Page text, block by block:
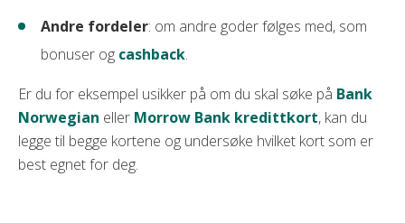
Andre fordeler: om andre goder følges med, som
bonuser og cashback.
Er du for eksempel usikker på om du skal søke på Bank
Norwegian eller Morrow Bank kredittkort, kan du
legge til begge kortene og undersøke hvilket kort som er
best egnet for deg.